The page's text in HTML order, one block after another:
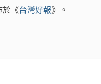
於《台灣好報》。